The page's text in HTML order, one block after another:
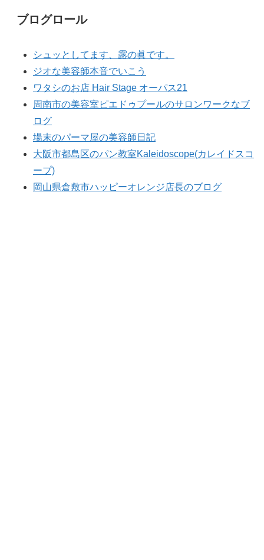
ブログロール
シュッとしてます、露の眞です。
ジオな美容師本音でいこう
ワタシのお店 Hair Stage オーパス21
周南市の美容室ピエドゥプールのサロンワークなブ
ログ
場末のパーマ屋の美容師日記
大阪市都島区のパン教室Kaleidoscope(カレイドスコ
ープ)
岡山県倉敷市ハッピーオレンジ店長のブログ